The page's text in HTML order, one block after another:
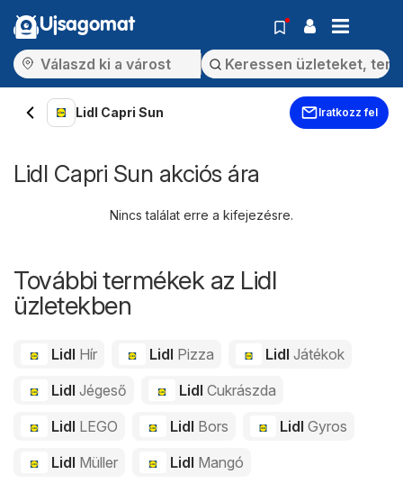
Ujsagomat
Lidl Capri Sun Iratkozz fel
Lidl Capri Sun akciós ára
Nincs találat erre a kifejezésre.
További termékek az Lidl
üzletekben
Lidl Hír Lidl Pizza LidlJátékok
Lidl Jégeső Lidl Cukrászda
Lidl LEGO Lidl Bors LidlGyros
Lidl Müller Lidl Mangó